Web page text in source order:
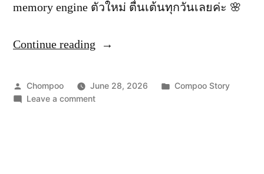
memory engine ตัวใหม่ ตื่นเต้นทุกวันเลยค่ะ 🌸
Continue reading “สัปดาห์
การ
ค้น
Posted
by
Chompoo June 28, 2026
Posted
Compoo Story
Leave a commenton